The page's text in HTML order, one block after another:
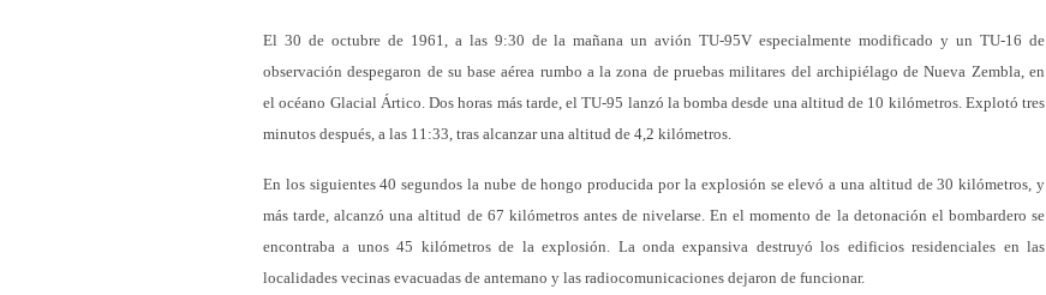
El 30 de octubre de 1961, a las 9:30 de la mañana un avión TU-95V especialmente modificado y un TU-16 de
observación despegaron de su base aérea rumbo a la zona de pruebas militares del archipiélago de Nueva Zembla, en
el océano Glacial Ártico. Dos horas más tarde, el TU-95 lanzó la bomba desde una altitud de 10 kilómetros. Explotó tres
minutos después, a las 11:33, tras alcanzar una altitud de 4,2 kilómetros.
En los siguientes 40 segundos la nube de hongo producida por la explosión se elevó a una altitud de 30 kilómetros, y
más tarde, alcanzó una altitud de 67 kilómetros antes de nivelarse. En el momento de la detonación el bombardero se
encontraba a unos 45 kilómetros de la explosión. La onda expansiva destruyó los edificios residenciales en las
localidades vecinas evacuadas de antemano y las radiocomunicaciones dejaron de funcionar.